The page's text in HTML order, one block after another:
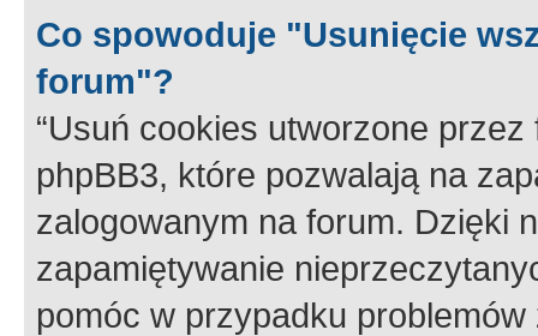
Co spowoduje "Usunięcie
forum"?
“Usuń cookies utworzone
phpBB3, które pozwalają na
zalogowanym na forum. Dzięki
zapamiętywanie
pomóc w przypadku